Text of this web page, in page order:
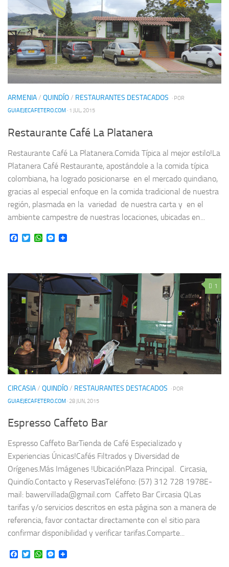
ARMENIA/ QUINDÍO/ RESTAURANTES DESTACADOS · POR
GUIAEJECAFETERO.COM · 1 JUL, 2015
Restaurante Café La Platanera
Restaurante Café La Platanera.Comida Típica al mejor estilo!La
Platanera Café Restaurante, apostándole a la comida típica
colombiana, ha logrado posicionarse en el mercado quindiano,
gracias al especial enfoque en la comida tradicional de nuestra
región, plasmada en la variedad de nuestra carta y en el
ambiente campestre de nuestras locaciones, ubicadas en...
Facebook
TwitterWhatsApp
Messenger
1
CIRCASIA/ QUINDÍO/ RESTAURANTES DESTACADOS · POR
GUIAEJECAFETERO.COM · 28 JUN, 2015
Espresso Caffeto Bar
Espresso Caffeto BarTienda de Café Especializado y
Experiencias Únicas!Cafés Filtrados y Diversidad de
Orígenes.Más Imágenes !UbicaciónPlaza Principal. Circasia,
Quindío.Contacto y ReservasTeléfono: (57) 312 728 1978E-
mail: bawervillada@gmail.com Caffeto Bar Circasia QLas
tarifas y/o servicios descritos en esta página son a manera de
referencia, favor contactar directamente con el sitio para
confirmar disponibilidad y verificar tarifas.Comparte...
Facebook
TwitterWhatsApp
Messenger